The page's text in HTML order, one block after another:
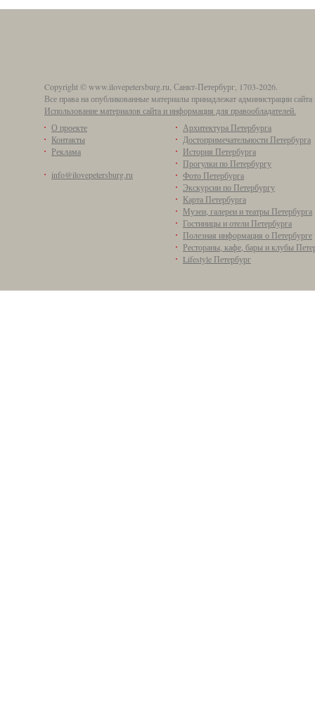
Copyright © www.ilovepetersburg.ru, Санкт-Петербург, 1703-2026.
Все права на опубликованные материалы принадлежат администрации
Использование материалов сайта и информация для правообладателей.
О проекте
Контакты
Реклама
info@ilovepetersburg.ru
Архитектура Петербурга
Достопримечательности Петербурга
История Петербурга
Прогулки по Петербургу
Фото Петербурга
Экскурсии по Петербургу
Карта Петербурга
Музеи, галереи и театры Петербурга
Гостиницы и отели Петербурга
Полезная информация о Петербурге
Рестораны, кафе, бары и клубы
Lifestyle Петербург